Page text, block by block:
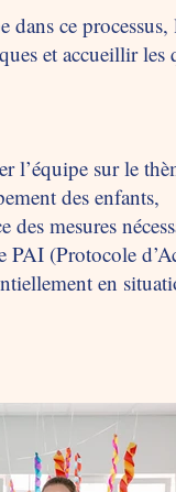
dans ce
et accueillir
l’équipe sur le
des enfants,
des mesures
PAI (Protocole
en